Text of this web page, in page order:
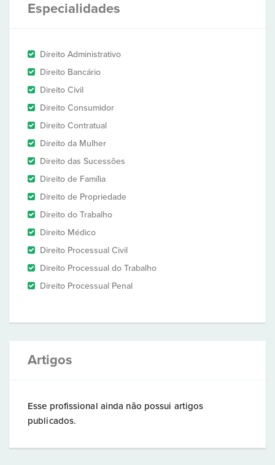
Especialidades
Direito Administrativo
Direito Bancário
Direito Civil
Direito Consumidor
Direito Contratual
Direito da Mulher
Direito das Sucessões
Direito de Família
Direito de Propriedade
Direito do Trabalho
Direito Médico
Direito Processual Civil
Direito Processual do Trabalho
Direito Processual Penal
Artigos
Esse profissional ainda não possui artigos
publicados.